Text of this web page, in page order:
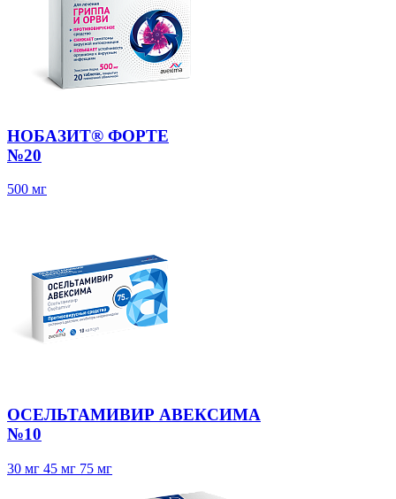
НОБАЗИТ® ФОРТЕ
№20
500 мг
ОСЕЛЬТАМИВИР АВЕКСИМА
№10
30 мг 45 мг 75 мг